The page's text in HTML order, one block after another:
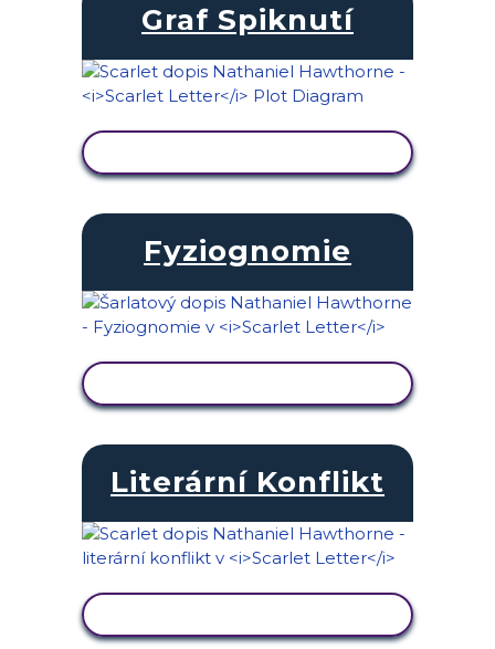
Graf Spiknutí
Fyziognomie
Literární Konflikt